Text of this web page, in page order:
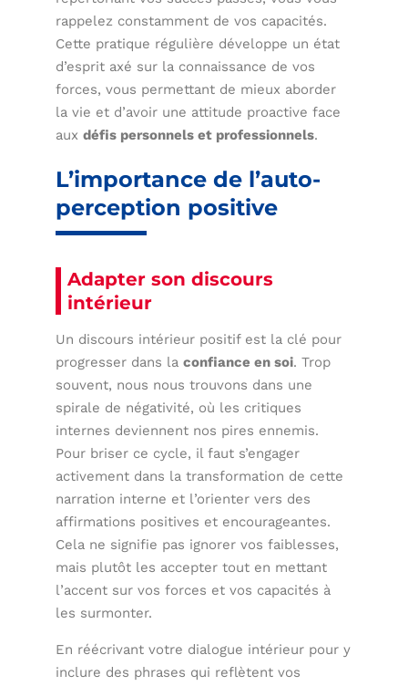
rappelez constamment de vos capacités.
Cette pratique régulière développe un état
d’esprit axé sur la connaissance de vos
forces, vous permettant de mieux aborder
la vie et d’avoir une attitude proactive face
auxdéfis personnels et professionnels.
L’importance de l’auto-
perception positive
Adapter son discours
intérieur
Un discours intérieur positif est la clé pour
progresser dans laconfiance en soi. Trop
souvent, nous nous trouvons dans une
spirale de négativité, où les critiques
internes deviennent nos pires ennemis.
Pour briser ce cycle, il faut s’engager
activement dans la transformation de cette
narration interne et l’orienter vers des
affirmations positives et encourageantes.
Cela ne signifie pas ignorer vos faiblesses,
mais plutôt les accepter tout en mettant
l’accent sur vos forces et vos capacités à
les surmonter.
En réécrivant votre dialogue intérieur pour y
inclure des phrases qui reflètent vos